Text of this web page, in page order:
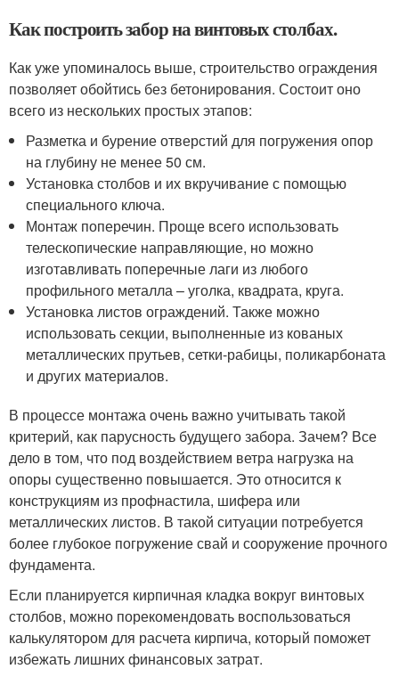
Как построить забор на винтовых столбах.
Как уже упоминалось выше, строительство ограждения
позволяет обойтись без бетонирования. Состоит оно
всего из нескольких простых этапов:
Разметка и бурение отверстий для погружения опор
на глубину не менее 50 см.
Установка столбов и их вкручивание с помощью
специального ключа.
Монтаж поперечин. Проще всего использовать
телескопические направляющие, но можно
изготавливать поперечные лаги из любого
профильного металла – уголка, квадрата, круга.
Установка листов ограждений. Также можно
использовать секции, выполненные из кованых
металлических прутьев, сетки-рабицы, поликарбоната
и других материалов.
В процессе монтажа очень важно учитывать такой
критерий, как парусность будущего забора. Зачем? Все
дело в том, что под воздействием ветра нагрузка на
опоры существенно повышается. Это относится к
конструкциям из профнастила, шифера или
металлических листов. В такой ситуации потребуется
более глубокое погружение свай и сооружение прочного
фундамента.
Если планируется кирпичная кладка вокруг винтовых
столбов, можно порекомендовать воспользоваться
калькулятором для расчета кирпича, который поможет
избежать лишних финансовых затрат.